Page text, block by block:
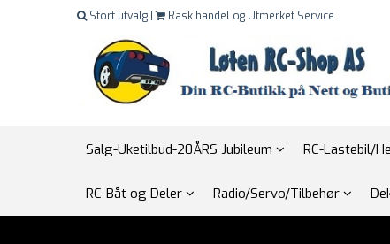
Stort utvalg | Rask handel og Utmerket Service
Salg-Uketilbud-20ÅRS Jubileum RC-Lastebil/
RC-Båt og Deler Radio/Servo/Tilbehør